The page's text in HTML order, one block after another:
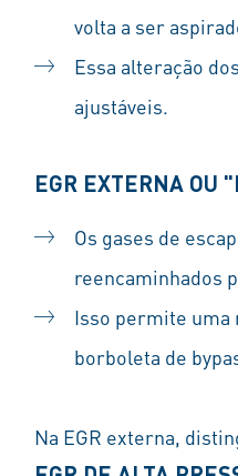
volta a ser
Essa alteração
ajustáveis.
EGR EXTERNA OU
Os gases de
reencaminhados
Isso permite uma
borboleta de
Na EGR externa,